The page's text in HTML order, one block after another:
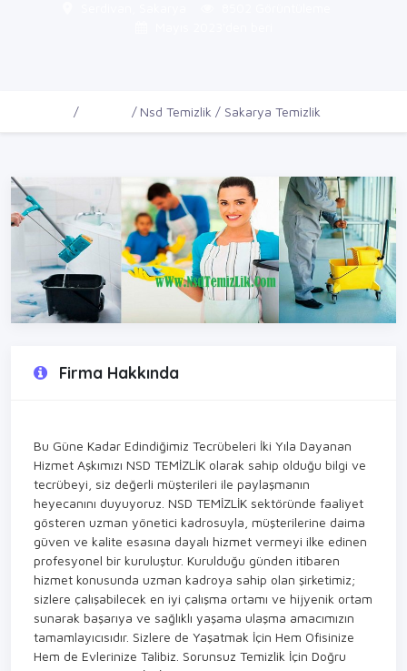
Nsd Temizlik / Sakarya Temizlik
Firma Hakkında
Bu Güne Kadar Edindiğimiz Tecrübeleri İki Yıla Dayanan
Hizmet Aşkımızı NSD TEMİZLİK olarak sahip olduğu bilgi ve
tecrübeyi, siz değerli müşterileri ile paylaşmanın
heyecanını duyuyoruz. NSD TEMİZLİK sektöründe faaliyet
gösteren uzman yönetici kadrosuyla, müşterilerine daima
güven ve kalite esasına dayalı hizmet vermeyi ilke edinen
profesyonel bir kuruluştur. Kurulduğu günden itibaren
hizmet konusunda uzman kadroya sahip olan şirketimiz;
sizlere çalışabilecek en iyi çalışma ortamı ve hijyenik ortam
sunarak başarıya ve sağlıklı yaşama ulaşma amacımızın
tamamlayıcısıdır. Sizlere de Yaşatmak İçin Hem Ofisinize
Hem de Evlerinize Talibiz. Sorunsuz Temizlik İçin Doğru